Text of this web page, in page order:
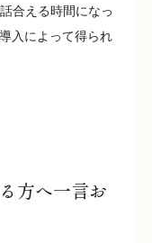
合える時間になっ
入によって得られ
方へ一言お